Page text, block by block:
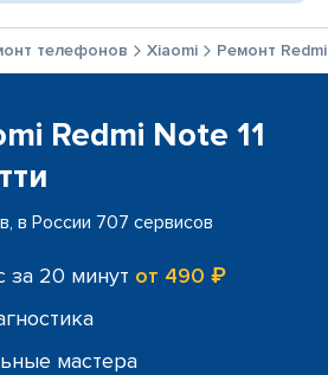
телефонов Xiaomi Ремонт
Redmi Note 11
в России 707 сервисов
за 20 минут от 490 ₽
мастера